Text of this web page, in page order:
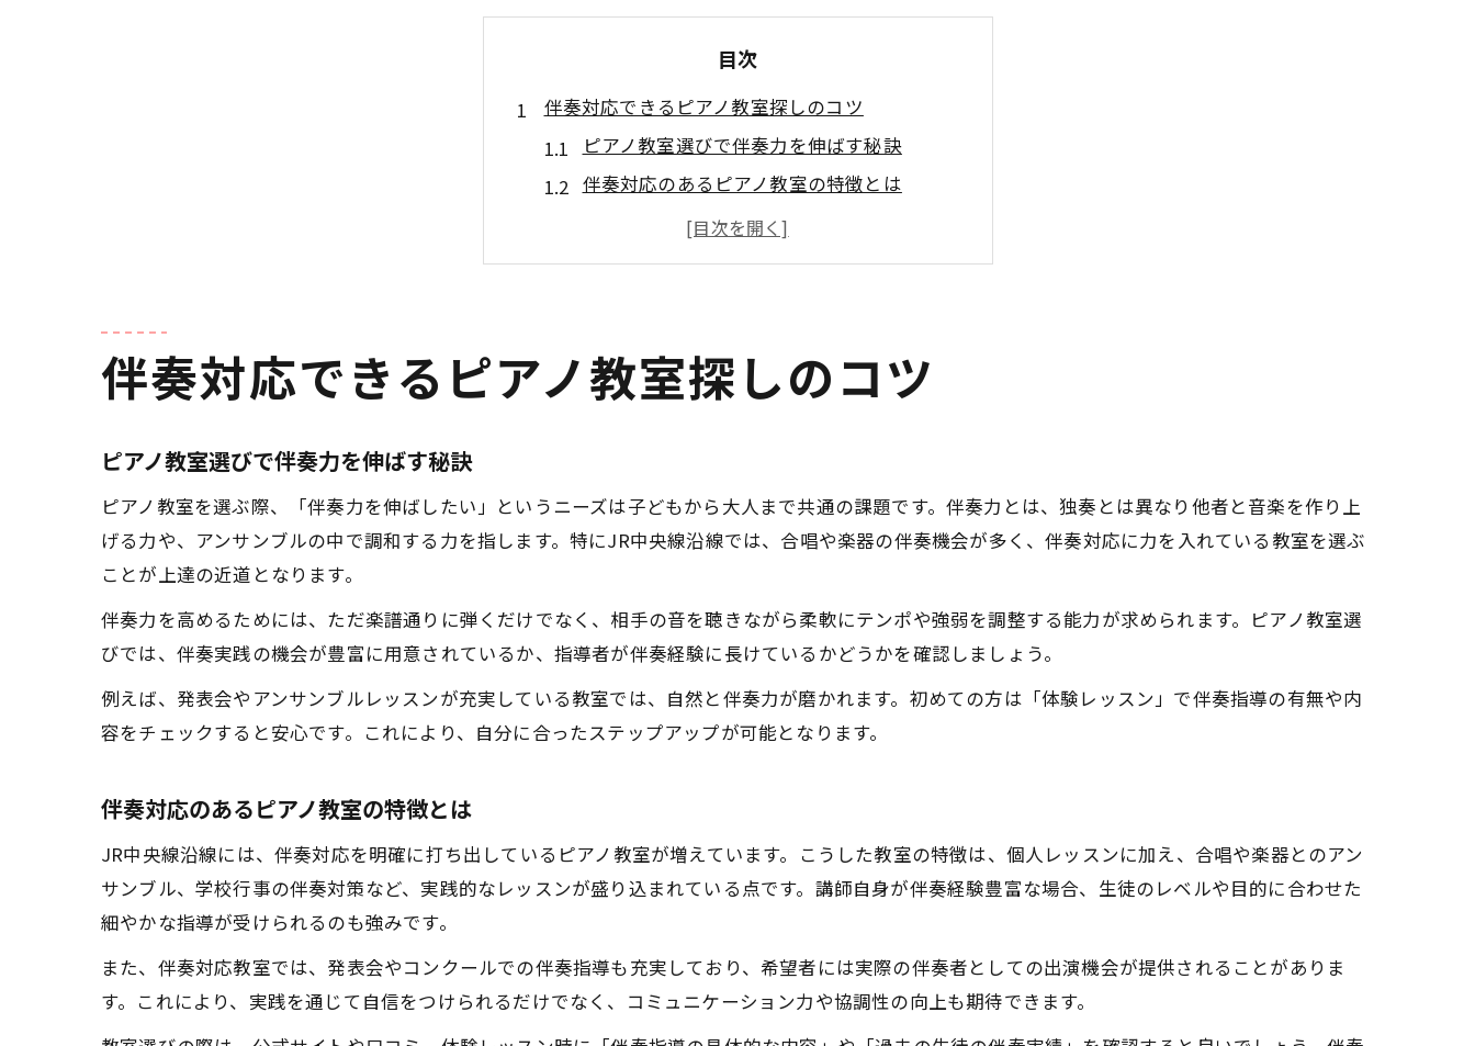
目次
伴奏対応できるピアノ教室探しのコツ
ピアノ教室選びで伴奏力を伸ばす秘訣
伴奏対応のあるピアノ教室の特徴とは
体験を通じてピアノ教室の雰囲気を知る
子どもも大人も安心できる教室の選び方
ピアノ教室で子どもと大人が学ぶ価値を比較
子どもに合うピアノ教室の見極め方
ピアノ教室で脳の発達を促す理由と効果
ピアノ教室が非認知能力に与える影響
年齢別に見るピアノ教室の効果の違い
ピアノ教室で集中力が高まる仕組み解説
ピアノ教室の費用感と継続のコツ
長く続けられるピアノ教室の特徴解説
伴奏対応できるピアノ教室探しのコツ
ピアノ教室選びで伴奏力を伸ばす秘訣
ピアノ教室を選ぶ際、「伴奏力を伸ばしたい」というニーズは子どもから大人まで共通の課題です。伴奏力とは、独奏とは異なり他者と音楽を作り上
げる力や、アンサンブルの中で調和する力を指します。特にJR中央線沿線では、合唱や楽器の伴奏機会が多く、伴奏対応に力を入れている教室を選ぶ
ことが上達の近道となります。
伴奏力を高めるためには、ただ楽譜通りに弾くだけでなく、相手の音を聴きながら柔軟にテンポや強弱を調整する能力が求められます。ピアノ教室選
びでは、伴奏実践の機会が豊富に用意されているか、指導者が伴奏経験に長けているかどうかを確認しましょう。
例えば、発表会やアンサンブルレッスンが充実している教室では、自然と伴奏力が磨かれます。初めての方は「体験レッスン」で伴奏指導の有無や内
容をチェックすると安心です。これにより、自分に合ったステップアップが可能となります。
伴奏対応のあるピアノ教室の特徴とは
JR中央線沿線には、伴奏対応を明確に打ち出しているピアノ教室が増えています。こうした教室の特徴は、個人レッスンに加え、合唱や楽器とのアン
サンブル、学校行事の伴奏対策など、実践的なレッスンが盛り込まれている点です。講師自身が伴奏経験豊富な場合、生徒のレベルや目的に合わせた
細やかな指導が受けられるのも強みです。
また、伴奏対応教室では、発表会やコンクールでの伴奏指導も充実しており、希望者には実際の伴奏者としての出演機会が提供されることがありま
す。これにより、実践を通じて自信をつけられるだけでなく、コミュニケーション力や協調性の向上も期待できます。